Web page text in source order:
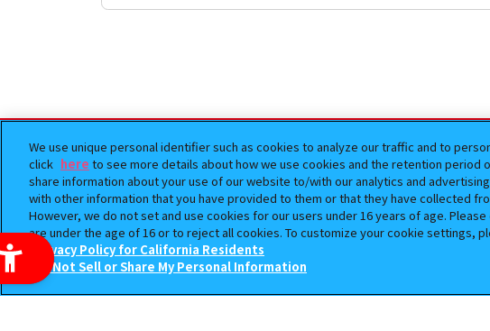
ホーム > SPY×FAMILY ぷにとっぷぱっけーじのあそーと｜全
We use unique personal identifier such as cookies to analyze our traffic and to
click here to see more details about how we use cookies and the retention period
share information about your use of our website to/with our analytics and
with other information that you have provided to them or that they have collected
However, we do not set and use cookies for our users under 16 years of age. Please
are under the age of 16 or to reject all cookies. To customize your cookie settings,
Privacy Policy for California Residents
Do Not Sell or Share My Personal Information